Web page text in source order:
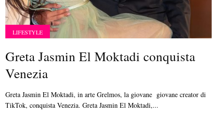
LIFESTYLE
Greta Jasmin El Moktadi conquista
Venezia
Greta Jasmin El Moktadi, in arte Grelmos, la giovane giovane creator di
TikTok, conquista Venezia. Greta Jasmin El Moktadi,...